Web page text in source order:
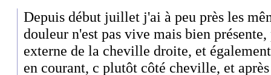
Depuis début juillet j'ai à peu près les
douleur n'est pas vive mais bien
externe de la cheville droite, et
en courant, c plutôt côté cheville, et